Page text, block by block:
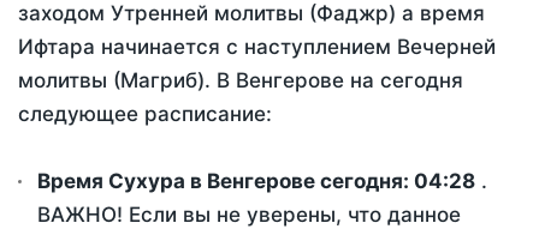
заходом Утренней молитвы (Фаджр) а время
Ифтара начинается с наступлением Вечерней
молитвы (Магриб). В Венгерове на сегодня
следующее расписание:
Время Сухура в Венгерове сегодня: 04:28 .
ВАЖНО! Если вы не уверены, что данное